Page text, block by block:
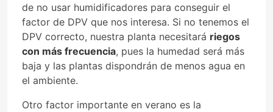
de no usar humidificadores para conseguir el
factor de DPV que nos interesa. Si no tenemos el
DPV correcto, nuestra planta necesitará riegos
con más frecuencia, pues la humedad será más
baja y las plantas dispondrán de menos agua en
el ambiente.
Otro factor importante en verano es la